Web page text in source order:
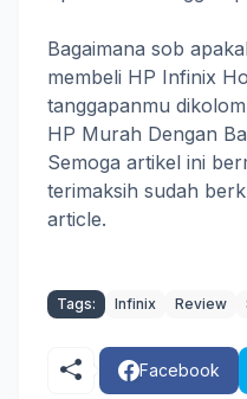
Bagaimana sob
membeli HP Infinix
tanggapanmu
HP Murah Dengan
Semoga artikel ini
terimaksih sudah
article.
Tags: Infinix Review
Facebook